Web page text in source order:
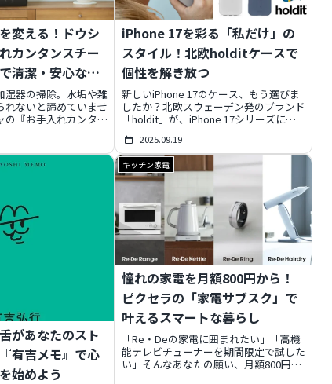
変える！ドウシ
カンタンスチー
清潔・安心な冬
湿器の掃除。水垢や雑
れないと諦めていませ
の『お手入れカンタン
クも丸洗い可能。雑
スチーム式で、加湿器
ます。安全設計も充
解説します。
iPhone 17を彩る「私だけ」の
スタイル！北欧holditケースで
個性を解き放つ
新しいiPhone 17のケース、もう選びま
したか？北欧スウェーデン発のブランド
「holdit」が、iPhone 17シリーズに対
シリコンケースからMagSafe対応まで、
あなたの個性を輝かせるデザインと機能
性を両立したラインナップを、お得なク
ーポン情報と共にご紹介します。
2025.09.19
があなたのスト
有吉メモ』で心
始めよう
キッチン家電
憧れの家電を月額800円から！
ピクセラの「家電サブスク」で
叶えるスマートな暮らし
「Re・Deの家電に囲まれたい」「高機
能テレビチューナーを期間限定で試した
い」そんなあなたの願い、月額800円か